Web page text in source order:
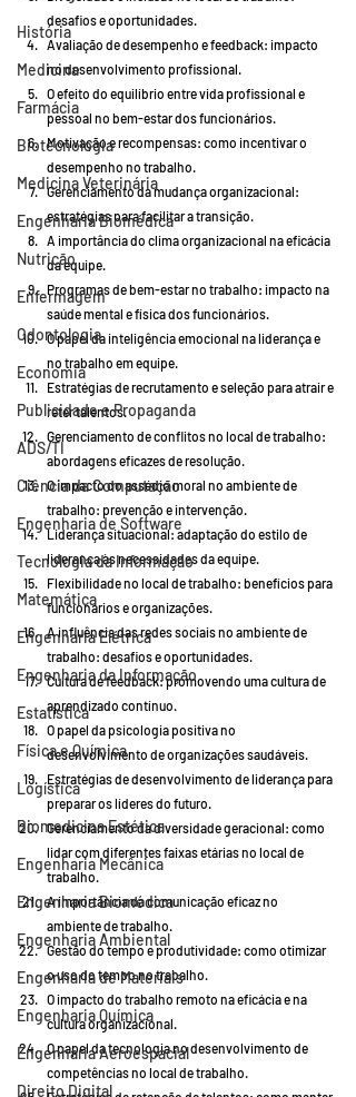
História
Medicina
Farmácia
Biotecnologia
Medicina Veterinária
Engenharia Biomédica
Nutrição
Enfermagem
Odontologia
Economia
Publicidade e Propaganda
ADS/TI
Ciência da Computação
Engenharia de Software
Tecnologia da Informação
Matemática
Engenharia Elétrica
Engenharia da Informação
Estatística
Física e Química
Logística
Biomedicina Estética
Engenharia Mecânica
Engenharia Biomédica
Engenharia Ambiental
Engenharia de Materiais
Engenharia Química
Engenharia Aeroespacial
Direito Digital
desafios e oportunidades.
Avaliação de desempenho e feedback: impacto
no desenvolvimento profissional.
O efeito do equilíbrio entre vida profissional e
pessoal no bem-estar dos funcionários.
Motivação e recompensas: como incentivar o
desempenho no trabalho.
Gerenciamento da mudança organizacional:
estratégias para facilitar a transição.
A importância do clima organizacional na eficácia
da equipe.
Programas de bem-estar no trabalho: impacto na
saúde mental e física dos funcionários.
O papel da inteligência emocional na liderança e
no trabalho em equipe.
Estratégias de recrutamento e seleção para atrair e
reter talentos.
Gerenciamento de conflitos no local de trabalho:
abordagens eficazes de resolução.
O impacto do assédio moral no ambiente de
trabalho: prevenção e intervenção.
Liderança situacional: adaptação do estilo de
liderança às necessidades da equipe.
Flexibilidade no local de trabalho: benefícios para
funcionários e organizações.
A influência das redes sociais no ambiente de
trabalho: desafios e oportunidades.
Cultura de feedback: promovendo uma cultura de
aprendizado contínuo.
O papel da psicologia positiva no
desenvolvimento de organizações saudáveis.
Estratégias de desenvolvimento de liderança para
preparar os líderes do futuro.
Gerenciamento da diversidade geracional: como
lidar com diferentes faixas etárias no local de
trabalho.
A importância da comunicação eficaz no
ambiente de trabalho.
Gestão do tempo e produtividade: como otimizar
o uso do tempo no trabalho.
O impacto do trabalho remoto na eficácia e na
cultura organizacional.
O papel da tecnologia no desenvolvimento de
competências no local de trabalho.